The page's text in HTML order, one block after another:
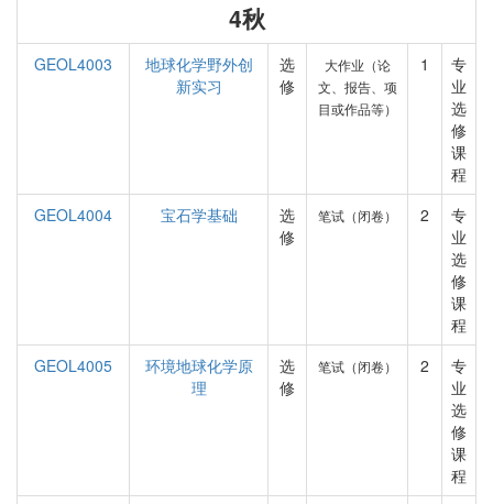
4秋
GEOL4003
地球化学野外创
新实习
选
修
大作业（论
文、报告、项
目或作品等）
1
专
业
选
修
课
程
GEOL4004
宝石学基础
选
修
笔试（闭卷） 2
专
业
选
修
课
程
GEOL4005
环境地球化学原
理
选
修
笔试（闭卷） 2
专
业
选
修
课
程